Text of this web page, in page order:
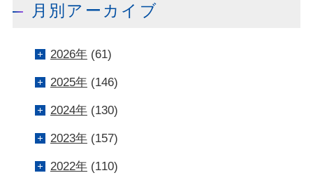
月別アーカイブ
2026年(61)
2025年(146)
2024年(130)
2023年(157)
2022年(110)